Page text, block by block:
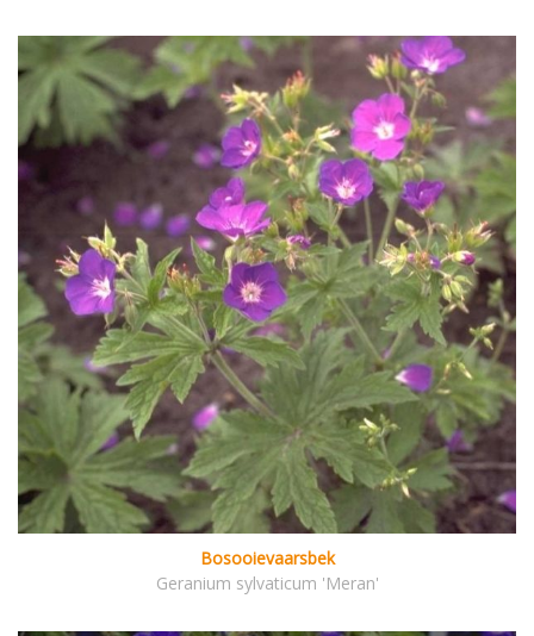
Bosooievaarsbek
Geranium sylvaticum 'Meran'